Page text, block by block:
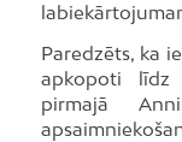
Paredzēts, ka
apkopoti līdz
pirmajā